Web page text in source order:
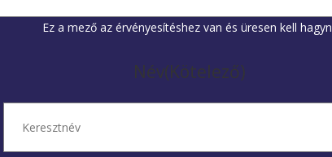
Ez a mező az érvényesítéshez van és üresen kell
Név(Kötelező)